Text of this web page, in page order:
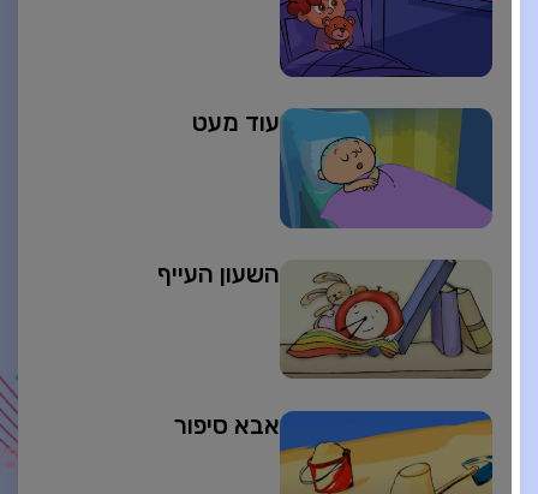
עוד מעט
השעון העייף
אבא סיפור